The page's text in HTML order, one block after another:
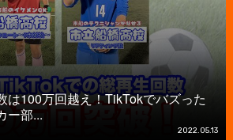
は100万回越え！TikTokでバズった
ー部...
2022.05.13